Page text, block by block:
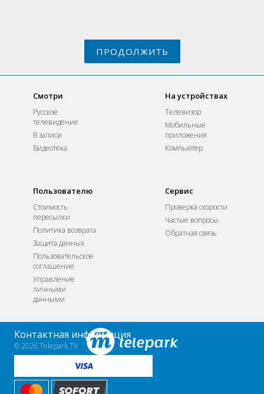
ПРОДОЛЖИТЬ
Смотри
Русское
телевидение
В записи
Видеотека
На устройствах
Телевизор
Мобильные
приложения
Компьютер
Пользователю
Стоимость
пересылки
Политика возврата
Защита данных
Пользовательское
соглашение
Управление
личными
данными
Сервис
Проверка скорости
Частые вопросы
Обратная связь
Контактная информация
© 2026 Telepark.TV